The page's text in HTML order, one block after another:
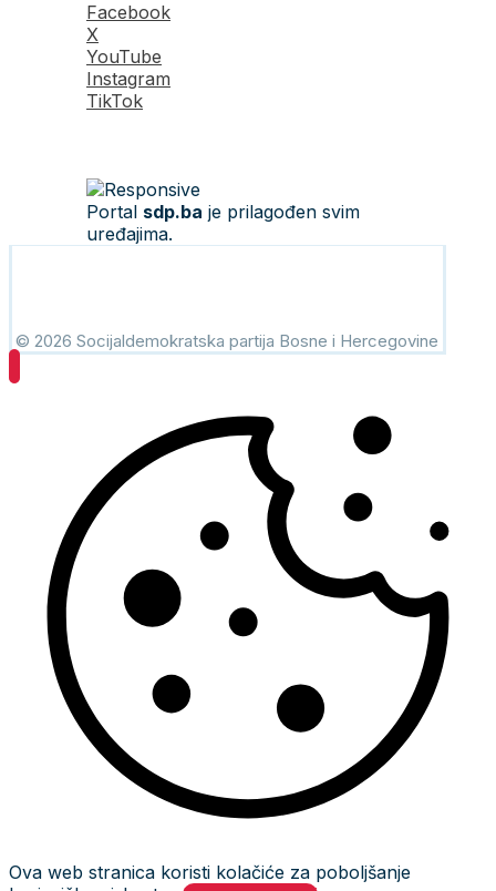
Facebook
X
YouTube
Instagram
TikTok
Portal sdp.ba je prilagođen svim
uređajima.
© 2026 Socijaldemokratska partija Bosne i Hercegovine
Ova web stranica koristi kolačiće za poboljšanje